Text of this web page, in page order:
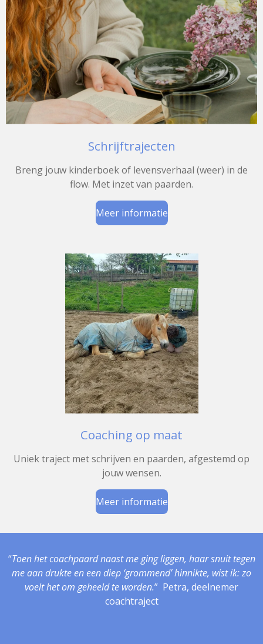
Schrijftrajecten
Breng jouw kinderboek of levensverhaal (weer) in de
flow. Met inzet van paarden.
Meer informatie
Coaching op maat
Uniek traject met schrijven en paarden, afgestemd op
jouw wensen.
Meer informatie
“Toen het coachpaard naast me ging liggen, haar snuit tegen
me aan drukte en een diep ‘grommend’ hinnikte, wist ik:zo
voelt het om geheeld te worden.” Petra, deelnemer
coachtraject